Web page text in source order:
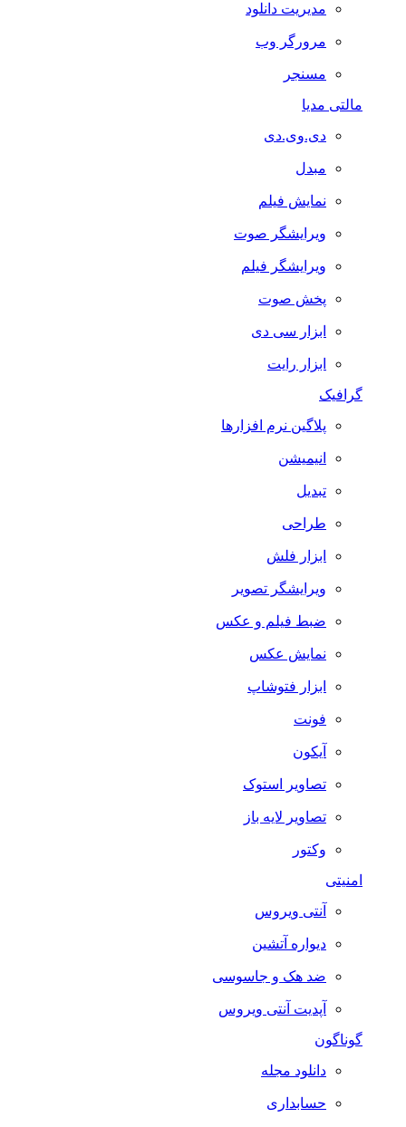
مدیریت دانلود
مرورگر وب
مسنجر
مالتی مدیا
دی.وی.دی
مبدل
نمایش فیلم
ویرایشگر صوت
ویرایشگر فیلم
پخش صوت
ابزار سی دی
ابزار رایت
گرافیک
پلاگین نرم افزارها
انیمیشن
تبدیل
طراحی
ابزار فلش
ویرایشگر تصویر
ضبط فيلم و عكس
نمایش عکس
ابزار فتوشاپ
فونت
آیکون
تصاویر استوک
تصاویر لایه باز
وکتور
امنیتی
آنتی ویروس
دیواره آتشین
ضد هک و جاسوسی
آپدیت آنتی ویروس
گوناگون
دانلود مجله
حسابداری